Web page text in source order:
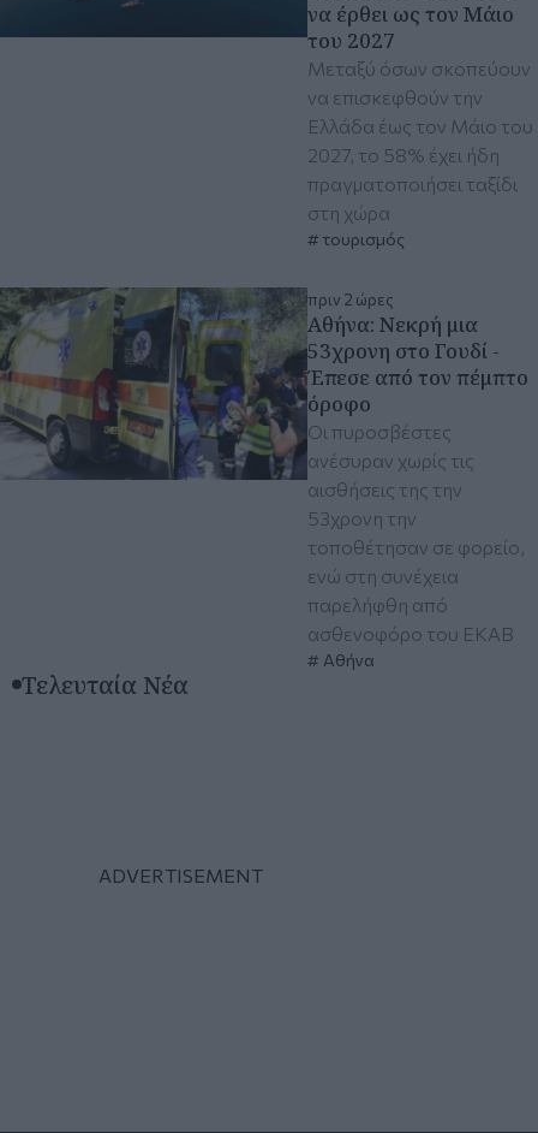
να έρθει ως τον Μάιο
του 2027
Μεταξύ όσων σκοπεύουν
να επισκεφθούν την
Ελλάδα έως τον Μάιο του
2027, το 58% έχει ήδη
πραγματοποιήσει ταξίδι
στη χώρα
τουρισμός
πριν 2 ώρες
Αθήνα: Νεκρή μια
53χρονη στο Γουδί -
Έπεσε από τον πέμπτο
όροφο
Οι πυροσβέστες
ανέσυραν χωρίς τις
αισθήσεις της την
53χρονη την
τοποθέτησαν σε φορείο,
ενώ στη συνέχεια
παρελήφθη από
ασθενοφόρο του ΕΚΑΒ
Αθήνα
Τελευταία Νέα